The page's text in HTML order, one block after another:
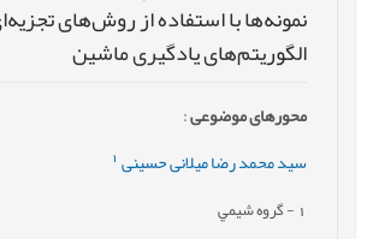
نمونه‌ها با استفاده از روش‌های
الگوریتم‌های یادگیری ماشین
محورهای موضوعی:
سید محمد رضا میلانی حسینی
- گروه شيمي